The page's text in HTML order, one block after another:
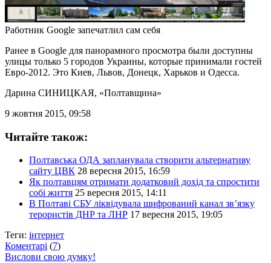
Работник Google запечатлил сам себя
Ранее в Google для панорамного просмотра были доступны
улицы только 5 городов Украины, которые принимали гостей
Евро-2012. Это Киев, Львов, Донецк, Харьков и Одесса.
Дарина СИНИЦКАЯ, «Полтавщина»
9 жовтня 2015, 09:58
Читайте також:
Полтавська ОДА запланувала створити альтернативу
сайту ЦВК 28 вересня 2015, 16:59
Як полтавцям отримати додатковий дохід та спростити
собі життя 25 вересня 2015, 14:11
В Полтаві СБУ ліквідувала шифрований канал зв’язку
терористів ДНР та ЛНР 17 вересня 2015, 19:05
Теги: інтернет
Коментарі (7)
Вислови свою думку!